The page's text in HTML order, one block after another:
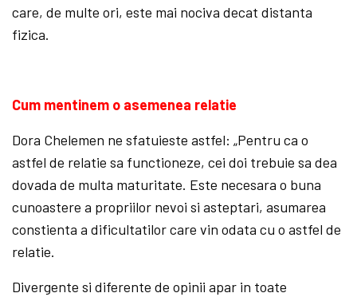
care, de multe ori, este mai nociva decat distanta
fizica.
Cum mentinem o asemenea relatie
Dora Chelemen ne sfatuieste astfel: „Pentru ca o
astfel de relatie sa functioneze, cei doi trebuie sa dea
dovada de multa maturitate. Este necesara o buna
cunoastere a propriilor nevoi si asteptari, asumarea
constienta a dificultatilor care vin odata cu o astfel de
relatie.
Divergente si diferente de opinii apar in toate